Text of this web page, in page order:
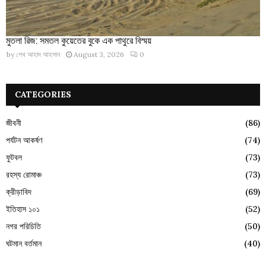
মুতলা রিজ: সমতল কুয়েতের বুকে এক পাথুরে বিস্ময়
by শেখ আহাদ আহসান August 3, 2026 0
CATEGORIES
জীবনী
(86)
পর্যটন আকর্ষণ
(74)
ফুটবল
(73)
রহস্য রোমাঞ্চ
(73)
ক্রীড়াবিদ
(69)
ইতিহাস ১০১
(52)
নগর পরিচিতি
(50)
ঘটমান বর্তমান
(40)